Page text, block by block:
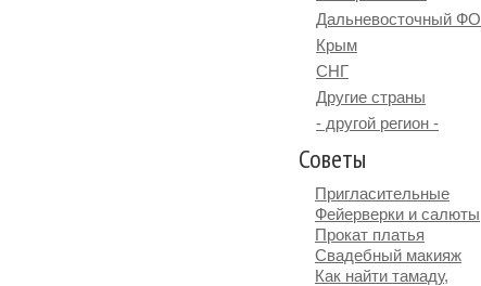
Дальневосточный ФО
Крым
СНГ
Другие страны
- другой регион -
Советы
Пригласительные
Фейерверки и салюты
Прокат платья
Свадебный макияж
Как найти тамаду,